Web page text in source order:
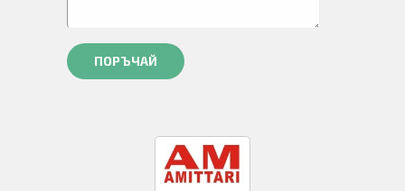
ПОРЪЧАЙ